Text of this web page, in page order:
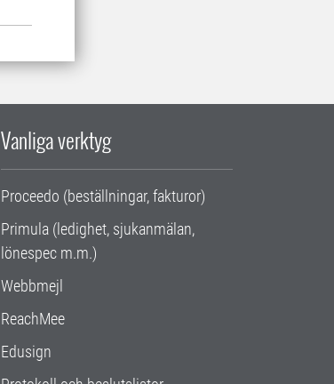
Vanliga verktyg
Proceedo (beställningar, fakturor)
Primula (ledighet, sjukanmälan,
lönespec m.m.)
Webbmejl
ReachMee
Edusign